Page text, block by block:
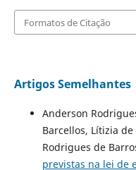
Formatos de Citação
Artigos Semelhantes
Anderson
Barcellos, Lítizia
Rodrigues de
previstas na lei de